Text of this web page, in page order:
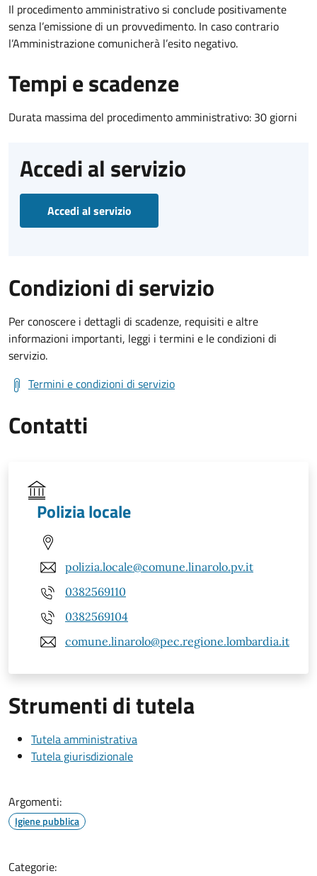
Il procedimento amministrativo si conclude positivamente
senza l’emissione di un provvedimento. In caso contrario
l’Amministrazione comunicherà l’esito negativo.
Tempi e scadenze
Durata massima del procedimento amministrativo: 30 giorni
Accedi al servizio
Accedi al servizio
Condizioni di servizio
Per conoscere i dettagli di scadenze, requisiti e altre
informazioni importanti, leggi i termini e le condizioni di
servizio.
Termini e condizioni di servizio
Contatti
Polizia locale
polizia.locale@comune.linarolo.pv.it
0382569110
0382569104
comune.linarolo@pec.regione.lombardia.it
Strumenti di tutela
Tutela amministrativa
Tutela giurisdizionale
Argomenti:
Igiene pubblica
Categorie: